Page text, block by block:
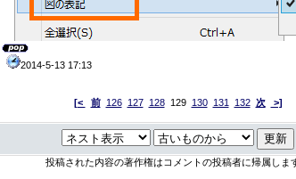
2014-5-13 17:13
[<
前 126 127 128129 130 131 132 次 >]
投稿された内容の著作権はコメントの投稿者に帰属しま